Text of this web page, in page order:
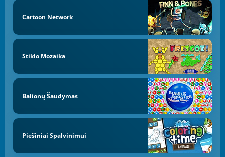
Cartoon Network
Stiklo Mozaika
Balionų Šaudymas
Piešiniai Spalvinimui